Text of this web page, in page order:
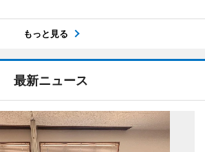
もっと見る
最新ニュース